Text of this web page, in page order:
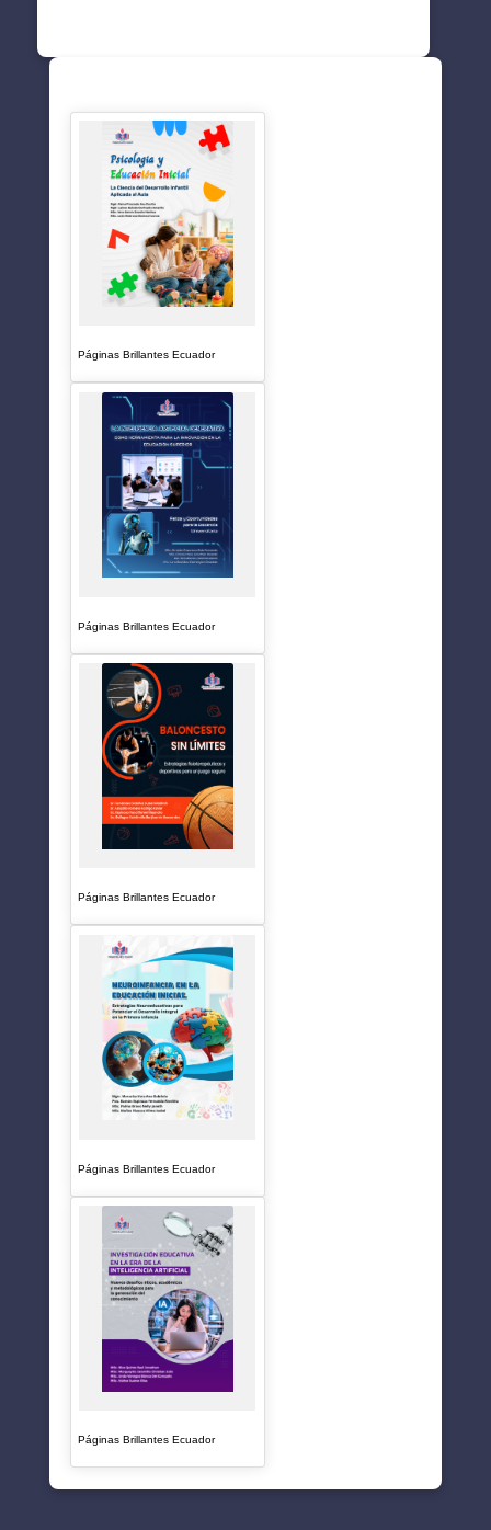
Páginas Brillantes Ecuador
Páginas Brillantes Ecuador
Páginas Brillantes Ecuador
Páginas Brillantes Ecuador
Páginas Brillantes Ecuador